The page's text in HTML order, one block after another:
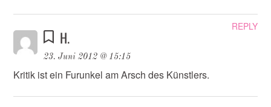
H.
23. Juni 2012 @ 15:15
Kritik ist ein Furunkel am Arsch des Künstlers.
REPLY